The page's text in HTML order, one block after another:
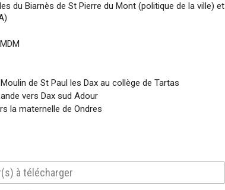
du Biarnès de St Pierre du Mont (politique de la ville) et
de St Paul les Dax au collège de Tartas
vers Dax sud Adour
la maternelle de Ondres
à télécharger